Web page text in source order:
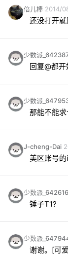
倍儿棒 2014/
还没打开
少数派
回复@都
少数派
那能不能
J-cheng-Dai
美区账号
少数派_642616
锤子T1?
少数派
谢谢。[可